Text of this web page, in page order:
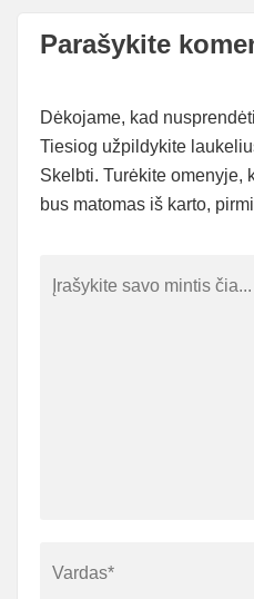
Parašykite
Dėkojame, kad
Tiesiog užpildykite
Skelbti. Turėkite omenyje,
bus matomas iš karto,